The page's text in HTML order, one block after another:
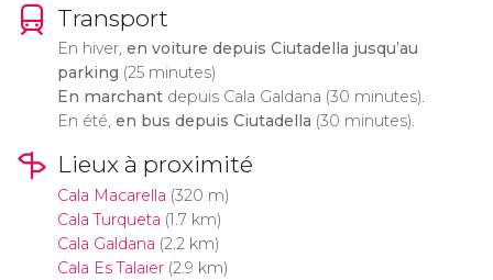
Transport
En hiver, en voiture depuis Ciutadella jusqu’au
parking (25 minutes)
En marchantdepuis Cala Galdana (30 minutes).
En été, en bus depuis Ciutadella (30 minutes).
Lieux à proximité
Cala Macarella (320 m)
Cala Turqueta (1.7 km)
Cala Galdana (2.2 km)
Cala Es Talaier(2.9 km)